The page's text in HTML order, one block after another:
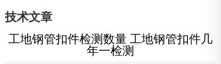
技术文章
工地钢管扣件检测数量 工地钢管扣件几
年一检测